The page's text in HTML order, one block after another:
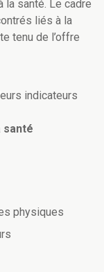
la santé. Le cadre
liés à la
tenu de l’offre
indicateurs
santé
physiques